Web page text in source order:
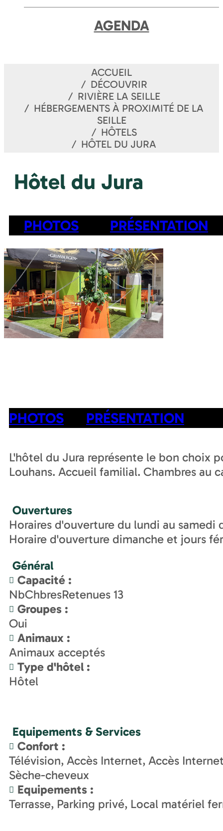
AGENDA
ACCUEIL
DÉCOUVRIR
RIVIÈRE LA SEILLE
HÉBERGEMENTS À PROXIMITÉ DE LA
SEILLE
HÔTELS
HÔTEL DU JURA
Hôtel du Jura
PHOTOS PRÉSENTATION
PHOTOS PRÉSENTATION
L'hôtel du Jura représente le bon choix
Louhans. Accueil familial. Chambres au
Ouvertures
Horaires d'ouverture du lundi au samedi
Horaire d'ouverture dimanche et jours
Général
Capacité :
NbChbresRetenues 13
Groupes :
Oui
Animaux :
Animaux acceptés
Type d'hôtel :
Hôtel
Equipements & Services
Confort :
Télévision Accès Internet Accès
Sèche-cheveux
Equipements :
Terrasse Parking privé Local matériel